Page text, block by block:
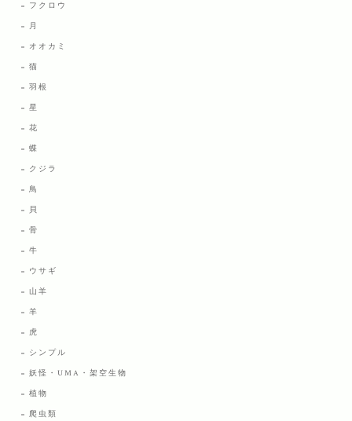
フクロウ
月
オオカミ
猫
羽根
星
花
蝶
クジラ
鳥
貝
骨
牛
ウサギ
山羊
羊
虎
シンプル
妖怪・UMA・架空生物
植物
爬虫類